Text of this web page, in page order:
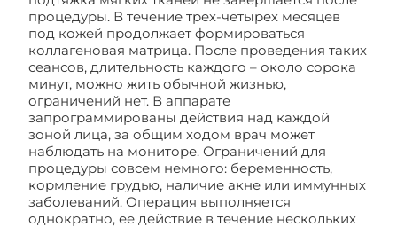
процедуры. В течение трех-четырех месяцев
под кожей продолжает формироваться
коллагеновая матрица. После проведения таких
сеансов, длительность каждого – около сорока
минут, можно жить обычной жизнью,
ограничений нет. В аппарате
запрограммированы действия над каждой
зоной лица, за общим ходом врач может
наблюдать на мониторе. Ограничений для
процедуры совсем немного: беременность,
кормление грудью, наличие акне или иммунных
заболеваний. Операция выполняется
однократно, ее действие в течение нескольких